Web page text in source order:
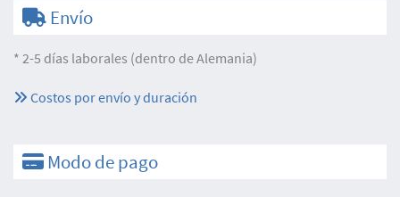
Envío
* 2-5 días laborales (dentro de Alemania)
Costos por envío y duración
Modo de pago